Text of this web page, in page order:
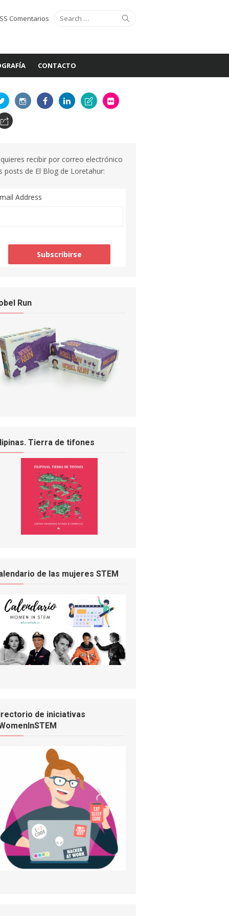
Search
for:
Comentarios
CONTACTO
recibir por correo electrónico
posts de El Blog de Loretahur:
Address
Run
Tierra de tifones
de las mujeres STEM
de iniciativas